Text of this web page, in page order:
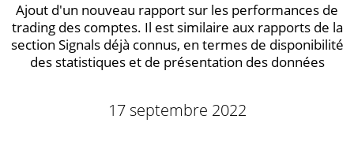
Ajout d'un nouveau rapport sur les performances de
trading des comptes. Il est similaire aux rapports de la
section Signals déjà connus, en termes de disponibilité
des statistiques et de présentation des données
17 septembre 2022